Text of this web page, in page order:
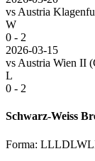
vs Austria
W
0 - 2
2026-03-15
vs Austria Wien II
L
0 - 2
Schwarz-Weiss
Forma: